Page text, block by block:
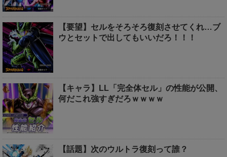
【要望】セルをそろそろ復刻させてくれ…ブ
ウとセットで出してもいいだろ！！！
【キャラ】LL「完全体セル」の性能が公開、
何だこれ強すぎだろｗｗｗｗ
【話題】次のウルトラ復刻って誰？